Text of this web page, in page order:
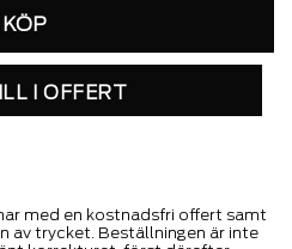
med en kostnadsfri offert samt
av trycket. Beställningen är inte
I OFFERT